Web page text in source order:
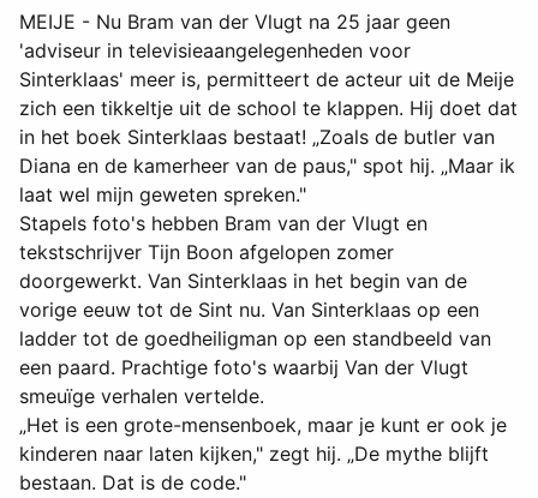
MEIJE - Nu Bram van der Vlugt na 25 jaar geen
'adviseur in televisieaangelegenheden voor
Sinterklaas' meer is, permitteert de acteur uit de Meije
zich een tikkeltje uit de school te klappen. Hij doet dat
in het boek Sinterklaas bestaat! „Zoals de butler van
Diana en de kamerheer van de paus," spot hij. „Maar ik
laat wel mijn geweten spreken."
Stapels foto's hebben Bram van der Vlugt en
tekstschrijver Tijn Boon afgelopen zomer
doorgewerkt. Van Sinterklaas in het begin van de
vorige eeuw tot de Sint nu. Van Sinterklaas op een
ladder tot de goedheiligman op een standbeeld van
een paard. Prachtige foto's waarbij Van der Vlugt
smeuïge verhalen vertelde.
„Het is een grote-mensenboek, maar je kunt er ook je
kinderen naar laten kijken," zegt hij. „De mythe blijft
bestaan. Dat is de code."